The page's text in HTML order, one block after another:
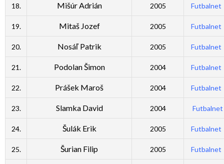
18. Mišúr Adrián 2005 Futbalnet
19. Mitaš Jozef 2005 Futbalnet
20. Nosáľ Patrik 2005 Futbalnet
21. Podolan Šimon 2004 Futbalnet
22. Prášek Maroš 2004 Futbalnet
23. Slamka David 2004 Futbalnet
24. Šulák Erik 2005 Futbalnet
25. Šurian Filip 2005 Futbalnet